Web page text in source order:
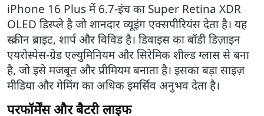
iPhone 16 Plus में 6.7‑इंच का Super Retina XDR
OLED डिस्प्ले है जो शानदार व्यूइंग एक्सपीरियंस देता है। यह
स्क्रीन ब्राइट, शार्प और विविड है। डिवाइस का बॉडी डिज़ाइन
एयरोस्पेस‑ग्रेड एल्युमिनियम और सिरेमिक शील्ड ग्लास से बना
है, जो इसे मजबूत और प्रीमियम बनाता है। इसका बड़ा साइज़
मीडिया और गेमिंग का अधिक इमर्सिव अनुभव देता है।
परफॉर्मेंस और बैटरी लाइफ